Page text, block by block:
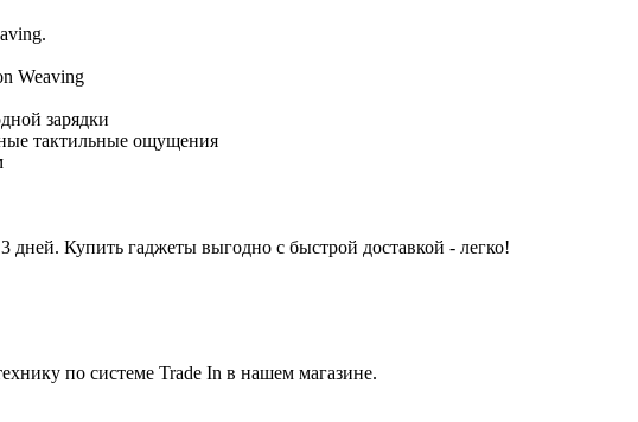
Weaving
зарядки
тактильные ощущения
Купить гаджеты выгодно с быстрой доставкой - легко!
по системе Trade In в нашем магазине.